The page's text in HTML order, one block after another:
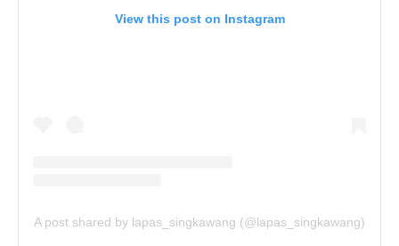
View this post on Instagram
A post shared by lapas_singkawang (@lapas_singkawang)